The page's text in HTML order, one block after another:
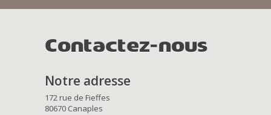
Contactez-nous
Notre adresse
172 rue de Fieffes
80670 Canaples